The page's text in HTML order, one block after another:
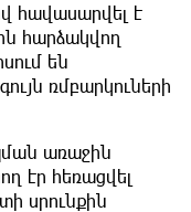
հավասարվել է
հարձակվող
են
ռմբարկուների
առաջին
էր հեռացվել
սրունքին